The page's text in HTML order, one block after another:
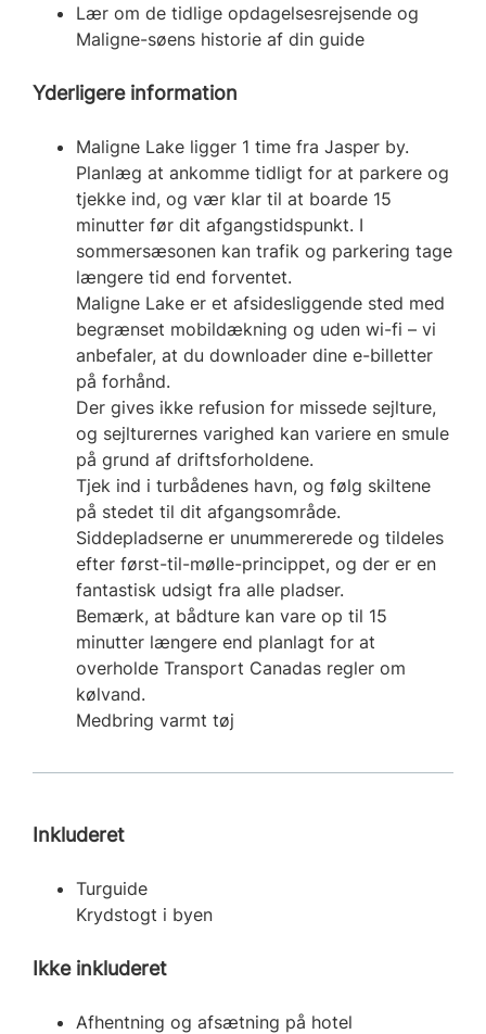
Lær om de tidlige opdagelsesrejsende og
Maligne-søens historie af din guide
Yderligere information
Maligne Lake ligger 1 time fra Jasper by.
Planlæg at ankomme tidligt for at parkere og
tjekke ind, og vær klar til at boarde 15
minutter før dit afgangstidspunkt. I
sommersæsonen kan trafik og parkering tage
længere tid end forventet.
Maligne Lake er et afsidesliggende sted med
begrænset mobildækning og uden wi-fi – vi
anbefaler, at du downloader dine e-billetter
på forhånd.
Der gives ikke refusion for missede sejlture,
og sejlturernes varighed kan variere en smule
på grund af driftsforholdene.
Tjek ind i turbådenes havn, og følg skiltene
på stedet til dit afgangsområde.
Siddepladserne er unummererede og tildeles
efter først-til-mølle-princippet, og der er en
fantastisk udsigt fra alle pladser.
Bemærk, at bådture kan vare op til 15
minutter længere end planlagt for at
overholde Transport Canadas regler om
kølvand.
Medbring varmt tøj
Inkluderet
Turguide
Krydstogt i byen
Ikke inkluderet
Afhentning og afsætning på hotel